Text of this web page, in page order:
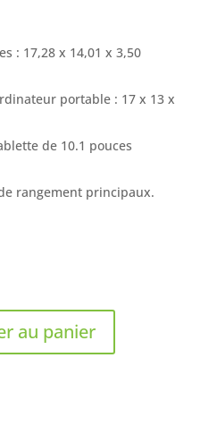
: 17,28 x 14,01 x 3,50
portable : 17 x 13 x
de 10.1 pouces
rangement principaux.
au panier